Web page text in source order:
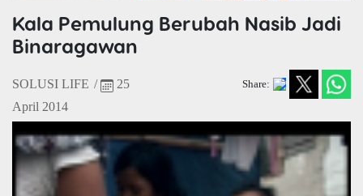
Kala Pemulung Berubah Nasib Jadi
Binaragawan
SOLUSI LIFE /
25
April 2014
Share: